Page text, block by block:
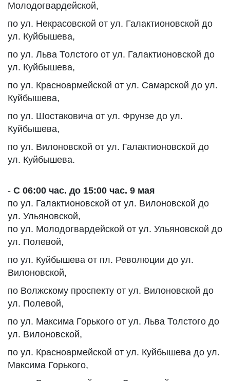
Молодогвардейской,
по ул. Некрасовской от ул. Галактионовской до
ул. Куйбышева,
по ул. Льва Толстого от ул. Галактионовской до
ул. Куйбышева,
по ул. Красноармейской от ул. Самарской до ул.
Куйбышева,
по ул. Шостаковича от ул. Фрунзе до ул.
Куйбышева,
по ул. Вилоновской от ул. Галактионовской до
ул. Куйбышева.
- С 06:00 час. до 15:00 час. 9 мая
по ул. Галактионовской от ул. Вилоновской до
ул. Ульяновской,
по ул. Молодогвардейской от ул. Ульяновской до
ул. Полевой,
по ул. Куйбышева от пл. Революции до ул.
Вилоновской,
по Волжскому проспекту от ул. Вилоновской до
ул. Полевой,
по ул. Максима Горького от ул. Льва Толстого до
ул. Вилоновской,
по ул. Красноармейской от ул. Куйбышева до ул.
Максима Горького,